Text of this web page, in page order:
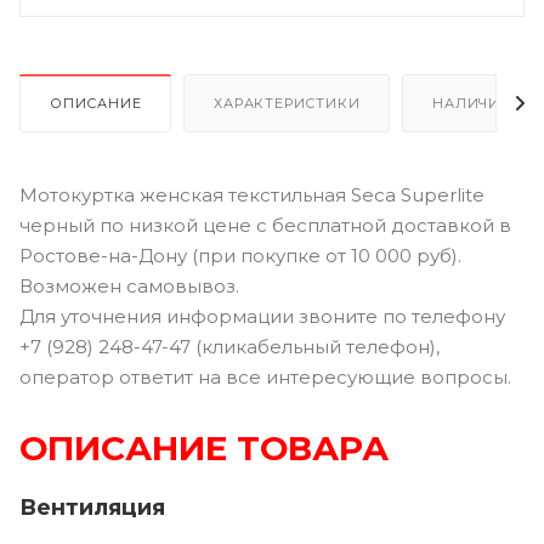
ОПИСАНИЕ ХАРАКТЕРИСТИКИ НАЛИЧИЕ В
Мотокуртка женская текстильная Seca Superlite
черный по низкой цене с бесплатной доставкой в
Ростове-на-Дону (при покупке от 10 000 руб).
Возможен самовывоз.
Для уточнения информации звоните по телефону
+7 (928) 248-47-47 (кликабельный телефон),
оператор ответит на все интересующие вопросы.
ОПИСАНИЕ ТОВАРА
Вентиляция